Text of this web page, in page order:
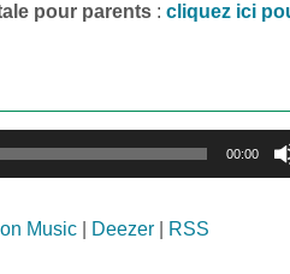
pour parents :cliquez ici
00:00
Music Deezer RSS